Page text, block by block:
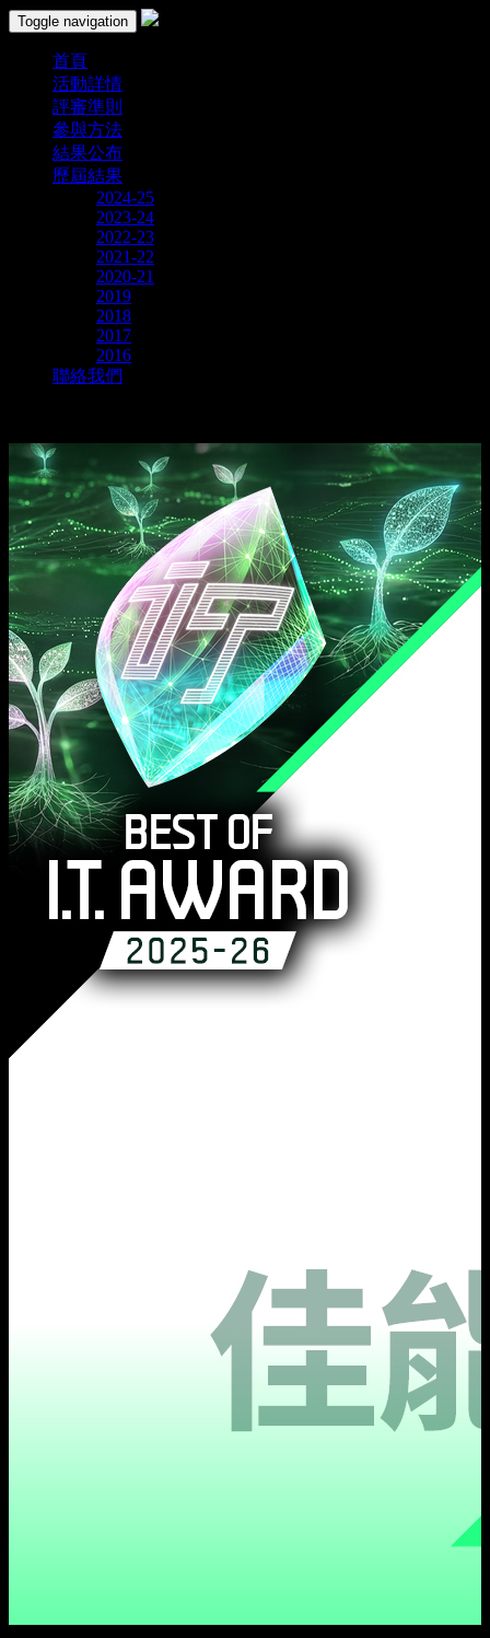
Toggle navigation
首頁
活動詳情
評審準則
參與方法
結果公布
歷屆結果
2024-25
2023-24
2022-23
2021-22
2020-21
2019
2018
2017
2016
聯絡我們